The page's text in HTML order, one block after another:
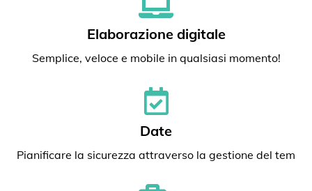
Elaborazione digitale
Semplice, veloce e mobile in qualsiasi momento!
Date
Pianificare la sicurezza attraverso la gestione del tem